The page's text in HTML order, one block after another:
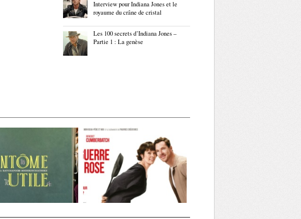
Interview pour Indiana Jones et le
royaume du crâne de cristal
Les 100 secrets d’Indiana Jones –
Partie 1 : La genèse